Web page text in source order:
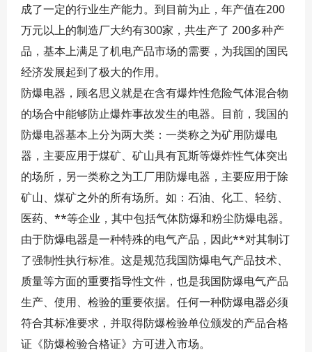
成了一定的行业生产能力。到目前为止，年产值在200
万元以上的制造厂大约有300家，共生产了 200多种产
品，基本上满足了机电产品市场的需要，为我国的国民
经济发展起到了极大的作用。
防爆电器，顾名思义就是在含有爆炸性危险气体混合物
的场合中能够防止爆炸事故发生的电器。目前，我国的
防爆电器基本上分为两大类：一类称之为矿用防爆电
器，主要应用于煤矿、矿山具有瓦斯等爆炸性气体突出
的场所，另一类称之为工厂用防爆电器，主要应用于除
矿山、煤矿之外的所有场所。如：石油、化工、轻纺、
医药、**等企业，其中包括气体防爆和粉尘防爆电器。
由于防爆电器是一种特殊的电气产品，因此**对其制订
了强制性执行标准。这是规范我国防爆电气产品技术、
质量等方面的重要指导性文件，也是我国防爆电气产品
生产、使用、检验的重要依据。任何一种防爆电器必须
符合其标准要求，并取得防爆检验单位颁发的产品合格
证《防爆检验合格证》方可进入市场。